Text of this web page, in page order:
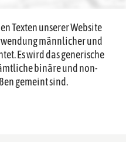
Texten unserer Website
männlicher und
Es wird das generische
binäre und non-
gemeint sind.